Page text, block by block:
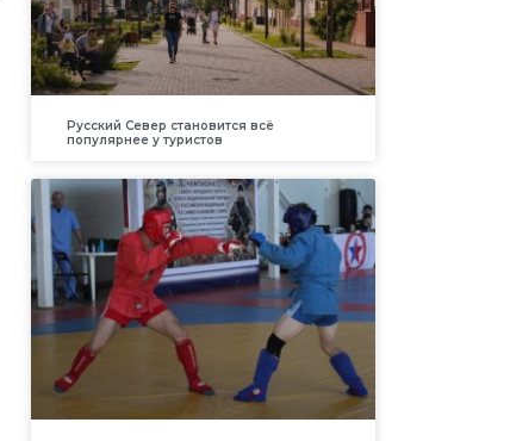
Русский Север становится всё
популярнее у туристов